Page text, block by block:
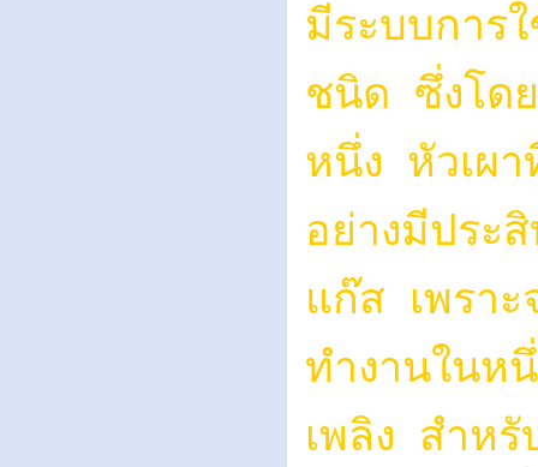
มีระบบการ
ชนิด ซึ่งโด
หนึ่ง หัวเผา
อย่างมีประ
แก๊ส เพรา
ทำงานในห
เพลิง สำหรั